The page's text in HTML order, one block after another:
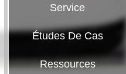
Service
Études De Cas
Ressources